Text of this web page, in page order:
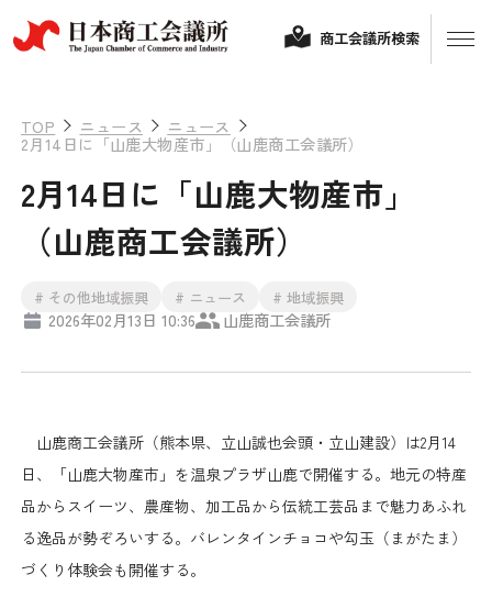
経営相談
保険・共済
検定試験
ビジネス交流
政策提言
調査・研究
日本商工会議所とは
組織概要
商工会議所検索
TOP ニュース ニュース
2月14日に「山鹿大物産市」（山鹿商工会議所）
2月14日に「山鹿大物産市」
（山鹿商工会議所）
# その他地域振興 # ニュース # 地域振興
2026年02月13日 10:36 山鹿商工会議所
山鹿商工会議所（熊本県、立山誠也会頭・立山建設）は2月14
日、「山鹿大物産市」を温泉プラザ山鹿で開催する。地元の特産
品からスイーツ、農産物、加工品から伝統工芸品まで魅力あふれ
る逸品が勢ぞろいする。バレンタインチョコや勾玉（まがたま）
づくり体験会も開催する。